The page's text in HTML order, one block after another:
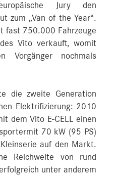
Jury den
zum „Van of the Year“.
fast 750.000 Fahrzeuge
Vito verkauft, womit
Vorgänger nochmals
die zweite Generation
Elektrifizierung: 2010
dem Vito E-CELL einen
70 kW (95 PS)
auf den Markt.
Reichweite von rund
unter anderem